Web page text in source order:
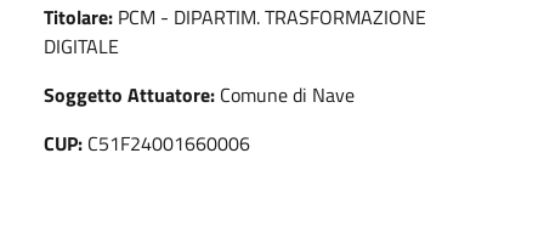
Titolare: PCM - DIPARTIM. TRASFORMAZIONE
DIGITALE
Soggetto Attuatore: Comune di Nave
CUP: C51F24001660006